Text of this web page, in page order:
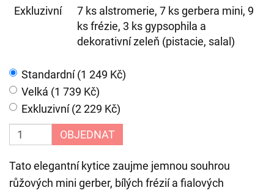
Exkluzivní
7 ks alstromerie, 7 ks gerbera mini, 9
ks frézie, 3 ks gypsophila a
dekorativní zeleň (pistacie, salal)
Standardní (1 249 Kč)
Velká (1 739 Kč)
Exkluzivní (2 229 Kč)
OBJEDNAT
Tato elegantní kytice zaujme jemnou souhrou
růžových mini gerber, bílých frézií a fialových